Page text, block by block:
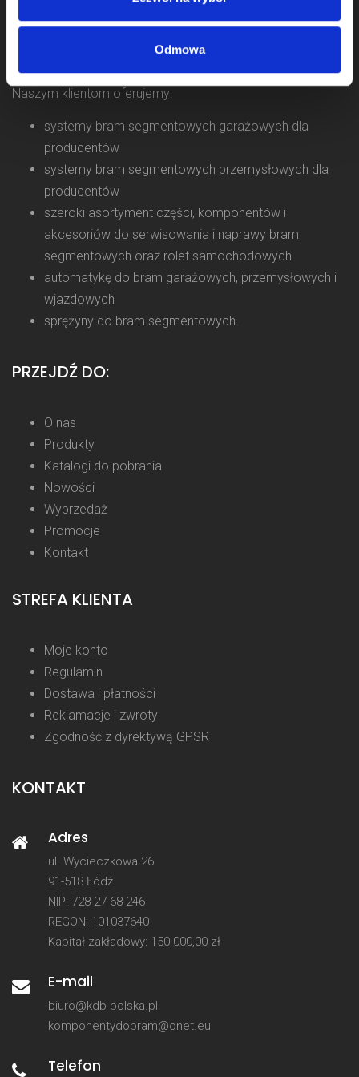
Odmowa
Zajmujemy się sprzedażą komponentów do bram od 2009
Naszym klientom oferujemy:
systemy bram segmentowych garażowych dla
producentów
systemy bram segmentowych przemysłowych dla
producentów
szeroki asortyment części, komponentów i
akcesoriów do serwisowania i naprawy bram
segmentowych oraz rolet samochodowych
automatykę do bram garażowych, przemysłowych i
wjazdowych
sprężyny do bram segmentowych.
PRZEJDŹ DO:
O nas
Produkty
Katalogi do pobrania
Nowości
Wyprzedaż
Promocje
Kontakt
STREFA KLIENTA
Moje konto
Regulamin
Dostawa i płatności
Reklamacje i zwroty
Zgodność z dyrektywą GPSR
KONTAKT
Adres
ul. Wycieczkowa 26
91-518 Łódź
NIP: 728-27-68-246
REGON: 101037640
Kapitał zakładowy: 150 000,00 zł
E-mail
biuro@kdb-polska.pl
komponentydobram@onet.eu
Telefon